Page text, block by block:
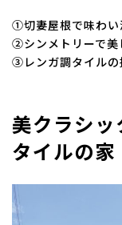
①切妻屋根で味わい
②シンメトリーで美
③レンガ調タイルの
美クラシ
タイルの家